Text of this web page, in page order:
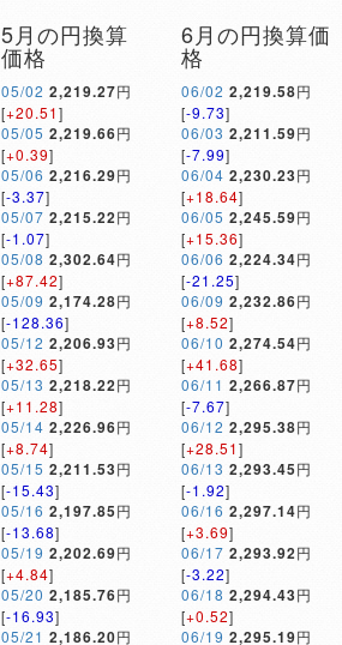
5月の円換算
価格
05/02 2,219.27円
[+20.51]
05/05 2,219.66円
[+0.39]
05/06 2,216.29円
[-3.37]
05/07 2,215.22円
[-1.07]
05/08 2,302.64円
[+87.42]
05/09 2,174.28円
[-128.36]
05/12 2,206.93円
[+32.65]
05/13 2,218.22円
[+11.28]
05/14 2,226.96円
[+8.74]
05/15 2,211.53円
[-15.43]
05/16 2,197.85円
[-13.68]
05/19 2,202.69円
[+4.84]
05/20 2,185.76円
[-16.93]
05/21 2,186.20円
6月の円換算価
格
06/02 2,219.58円
[-9.73]
06/03 2,211.59円
[-7.99]
06/04 2,230.23円
[+18.64]
06/05 2,245.59円
[+15.36]
06/06 2,224.34円
[-21.25]
06/09 2,232.86円
[+8.52]
06/10 2,274.54円
[+41.68]
06/11 2,266.87円
[-7.67]
06/12 2,295.38円
[+28.51]
06/13 2,293.45円
[-1.92]
06/16 2,297.14円
[+3.69]
06/17 2,293.92円
[-3.22]
06/18 2,294.43円
[+0.52]
06/19 2,295.19円